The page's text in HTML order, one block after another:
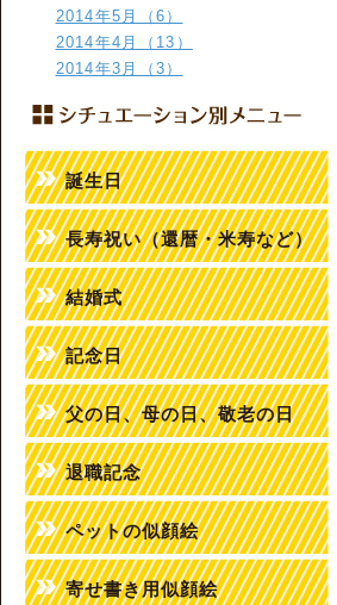
2014年5月（6）
2014年4月（13）
2014年3月（3）
誕生日
長寿祝い（還暦・米寿など）
結婚式
記念日
父の日、母の日、敬老の日
退職記念
ペットの似顔絵
寄せ書き用似顔絵